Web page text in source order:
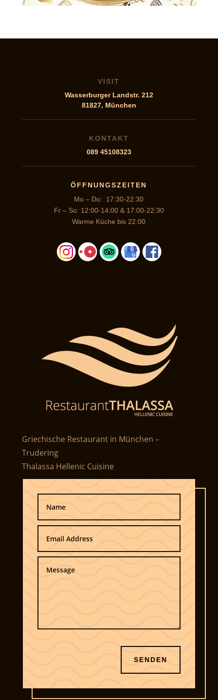
VISIT
Wasserburger Landstr. 212
81827, München
KONTAKT
089 45108323
ÖFFNUNGSZEITEN
Mo – Do: 17:30-22:30
Fr – So: 12:00-14:00 & 17:00-22:30
Warme Küche bis 22:00
Griechische Restaurant in München –
Trudering
Thalassa Hellenic Cuisine
SENDEN